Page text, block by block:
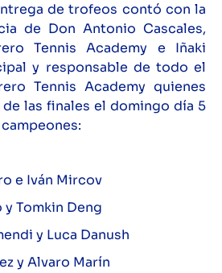
de trofeos contó con la
de Don Antonio Cascales,
Tennis Academy e Iñaki
y responsable de todo el
Tennis Academy quienes
las finales el domingo día 5
e Iván Mircov
y Tomkin Deng
y Luca Danush
y Alvaro Marín